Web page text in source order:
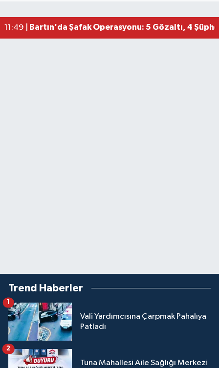
11:49 | Bartın'da Şafak Operasyonu: 5 Gözaltı, 4
Trend Haberler
Vali Yardımcısına Çarpmak Pahalıya
Patladı
1
Tuna Mahallesi Aile Sağlığı Merkezi
2